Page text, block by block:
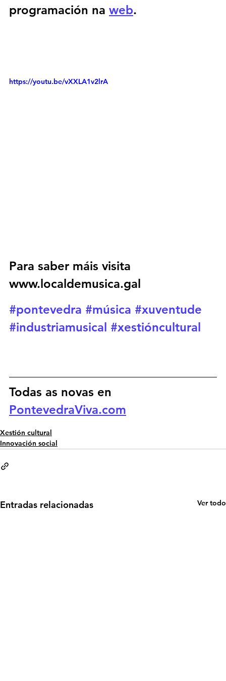
programación na web.
https://youtu.be/vXXLA1v2lrA
Para saber máis visita
www.localdemusica.gal
#pontevedra #música #xuventude
#industriamusical #xestióncultural
Todas as novas en
PontevedraViva.com
Xestión cultural
Innovación social
Entradas relacionadas Ver todo